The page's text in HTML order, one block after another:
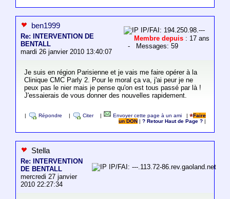
ben1999
Re: INTERVENTION DE
BENTALL
mardi 26 janvier 2010 13:40:07
IP/FAI: 194.250.98.---
Membre depuis : 17 ans
- Messages: 59
Je suis en région Parisienne et je vais me faire opérer à la
Clinique CMC Parly 2. Pour le moral ça va, j'ai peur je ne
peux pas le nier mais je pense qu'on est tous passé par là !
J'essaierais de vous donner des nouvelles rapidement.
Répondre Citer Envoyer cette page à un ami |
Faire
un DON
|? Retour Haut de Page ?
Stella
Re: INTERVENTION
DE BENTALL
mercredi 27 janvier
2010 22:27:34
IP/FAI: ---.113.72-86.rev.gaoland.net